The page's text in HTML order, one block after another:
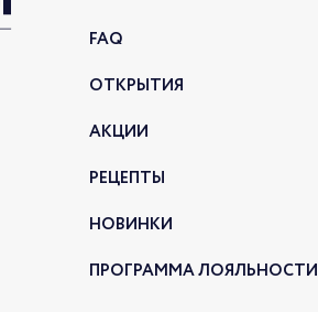
FAQ
ОТКРЫТИЯ
АКЦИИ
РЕЦЕПТЫ
НОВИНКИ
ПРОГРАММА ЛОЯЛЬНОСТИ